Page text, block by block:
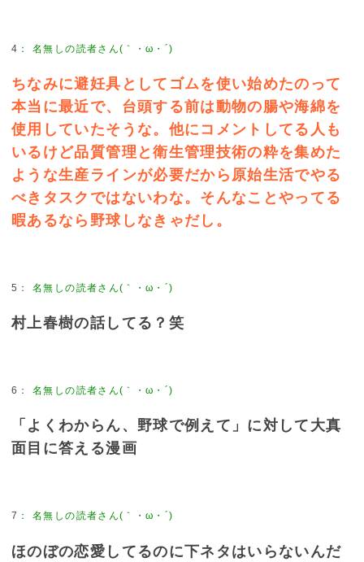
4 ：名無しの読者さん(｀・ω・´)
ちなみに避妊具としてゴムを使い始めたのって
本当に最近で、台頭する前は動物の腸や海綿を
使用していたそうな。他にコメントしてる人も
いるけど品質管理と衛生管理技術の粋を集めた
ような生産ラインが必要だから原始生活でやる
べきタスクではないわな。そんなことやってる
暇あるなら野球しなきゃだし。
5 ：名無しの読者さん(｀・ω・´)
村上春樹の話してる？笑
6 ：名無しの読者さん(｀・ω・´)
「よくわからん、野球で例えて」に対して大真
面目に答える漫画
7 ：名無しの読者さん(｀・ω・´)
ほのぼの恋愛してるのに下ネタはいらないんだ